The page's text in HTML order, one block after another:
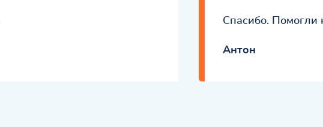
Спасибо. Помогли
Антон